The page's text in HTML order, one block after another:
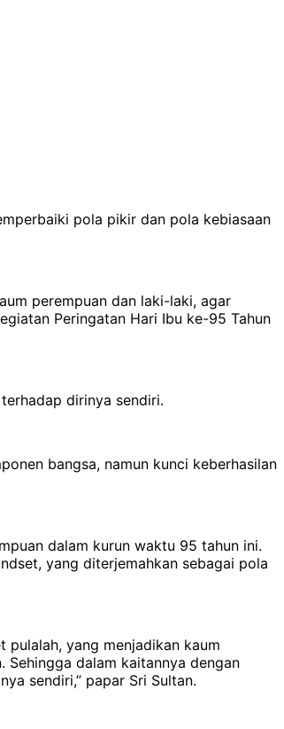
pola pikir dan pola kebiasaan
perempuan dan laki-laki, agar
Peringatan Hari Ibu ke-95 Tahun
dirinya sendiri.
bangsa, namun kunci keberhasilan
dalam kurun waktu 95 tahun ini.
yang diterjemahkan sebagai pola
pulalah, yang menjadikan kaum
dalam kaitannya dengan
sendiri,” papar Sri Sultan.